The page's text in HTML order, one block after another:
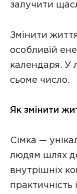
залучити
Змінити
особливій
календаря. У
сьоме число.
Як змінити
Сімка —
людям шлях
внутрішніх
практичність